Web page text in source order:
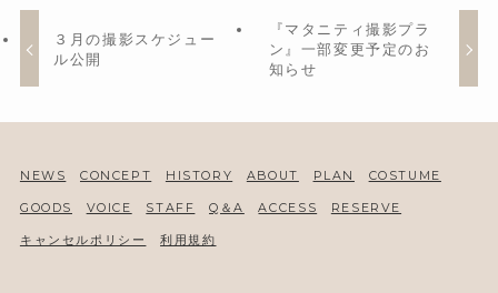
３月の撮影スケジュー
ル公開
『マタニティ撮影プラ
ン』一部変更予定のお
知らせ
NEWS CONCEPT HISTORY ABOUT PLAN COSTUME
GOODS VOICE STAFF Q＆A ACCESS RESERVE
キャンセルポリシー 利用規約